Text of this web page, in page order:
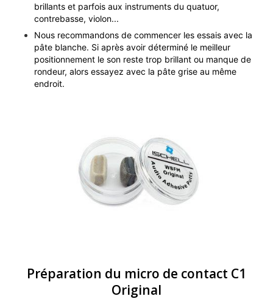
brillants et parfois aux instruments du quatuor,
contrebasse, violon...
Nous recommandons de commencer les essais avec la
pâte blanche. Si après avoir déterminé le meilleur
positionnement le son reste trop brillant ou manque de
rondeur, alors essayez avec la pâte grise au même
endroit.
Préparation du micro de contact C1
Original